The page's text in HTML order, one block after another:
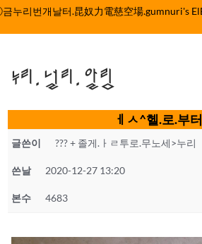
컨
뛰
기
누리.널리.알림
ㅔㅅ^헬.로.부터
글쓴이 ??? + 졸게.ㅏㄹ투로.무노세>누리
쓴날 2020-12-27 13:20
본수 4683